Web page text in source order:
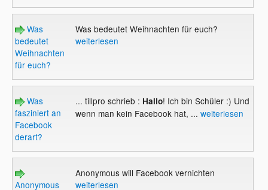
Was
bedeutet
Weihnachten
für euch?
Was bedeutet Weihnachten für euch?
weiterlesen
Was
fasziniert an
Facebook
derart?
... tillpro schrieb : Hallo! Ich bin Schüler :) Und
wenn man kein Facebook hat, ... weiterlesen
Anonymous
Anonymous will Facebook vernichten
weiterlesen